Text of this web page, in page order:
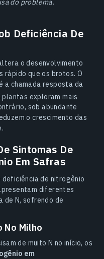
do problema.
Deficiência De
o desenvolvimento
rápido que os brotos. O
a chamada resposta da
plantas exploram mais
sob abundante
o crescimento das
Sintomas De
Em Safras
de nitrogênio
diferentes
de N, sofrendo de
No Milho
de muito N no início, os
em